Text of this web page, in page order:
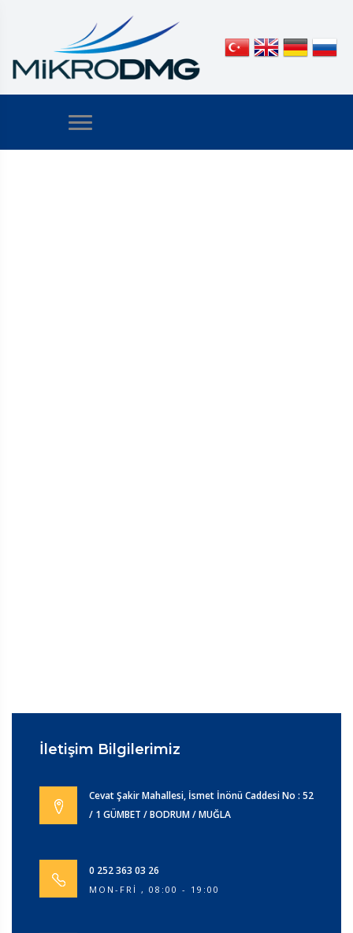
İletişim Bilgilerimiz
Cevat Şakir Mahallesi, İsmet İnönü Caddesi No : 52
/ 1 GÜMBET / BODRUM / MUĞLA
0 252 363 03 26
MON-FRI , 08:00 - 19:00